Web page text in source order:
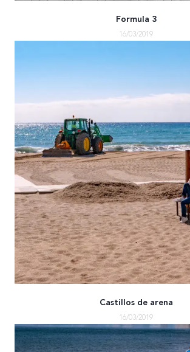
Formula 3
16/03/2019
Castillos de arena
16/03/2019